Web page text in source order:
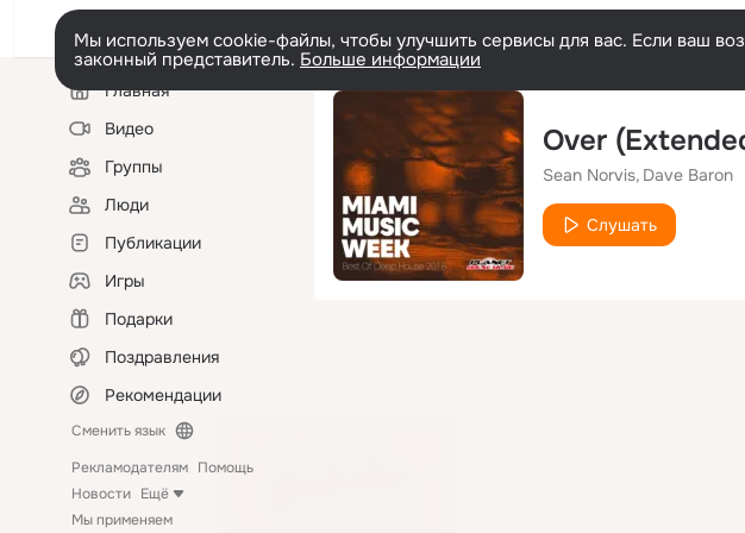
Мы используем cookie-файлы, чтобы улучшить сервисы для вас. Если ваш
законный представитель. Больше информации
Левая
колонкаГлавная
Видео
Группы
Люди
Публикации
Игры
Подарки
Поздравления
Рекомендации
Сменить язык
Рекламодателям Помощь
Новости Ещё
Мы применяем
Over
Sean Norvis Dave Baron
Слушать